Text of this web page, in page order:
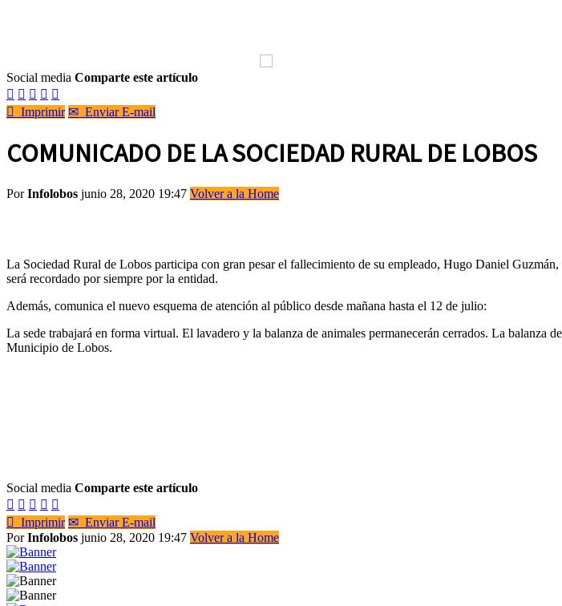
Social media Comparte este artículo
    
 Imprimir ✉ Enviar E-mail
COMUNICADO DE LA SOCIEDAD RURAL DE LOBOS
PorInfolobos junio 28, 2020 19:47 Volver a la Home
La Sociedad Rural de Lobos participa con gran pesar el fallecimiento de su empleado, Hugo Daniel
será recordado por siempre por la entidad.
Además, comunica el nuevo esquema de atención al público desde mañana hasta el 12 de julio:
La sede trabajará en forma virtual. El lavadero y la balanza de animales permanecerán cerrados. La balanza
Municipio de Lobos.
Social media Comparte este artículo
    
 Imprimir ✉ Enviar E-mail
PorInfolobos junio 28, 2020 19:47 Volver a la Home